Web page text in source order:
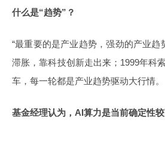
什么是“趋势”？
“最重要的是产业趋势，强劲的产业
滞胀，靠科技创新走出来；1999年科
车，每一轮都是产业趋势驱动大行情。
基金经理认为，AI算力是当前确定性